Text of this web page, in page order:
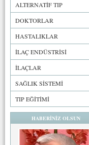
ALTERNATİF TIP
DOKTORLAR
HASTALIKLAR
İLAÇ ENDÜSTRİSİ
İLAÇLAR
SAĞLIK SİSTEMİ
TIP EĞİTİMİ
HABERİNİZ OLSUN